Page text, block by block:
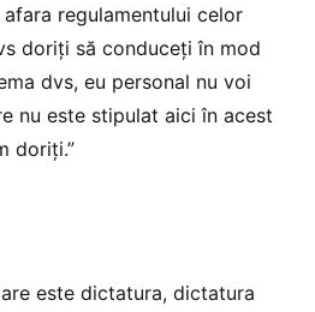
regulamentului celor
doriți să conduceți în mod
dvs, eu personal nu voi
nu este stipulat aici în acest
doriți.”
este dictatura, dictatura